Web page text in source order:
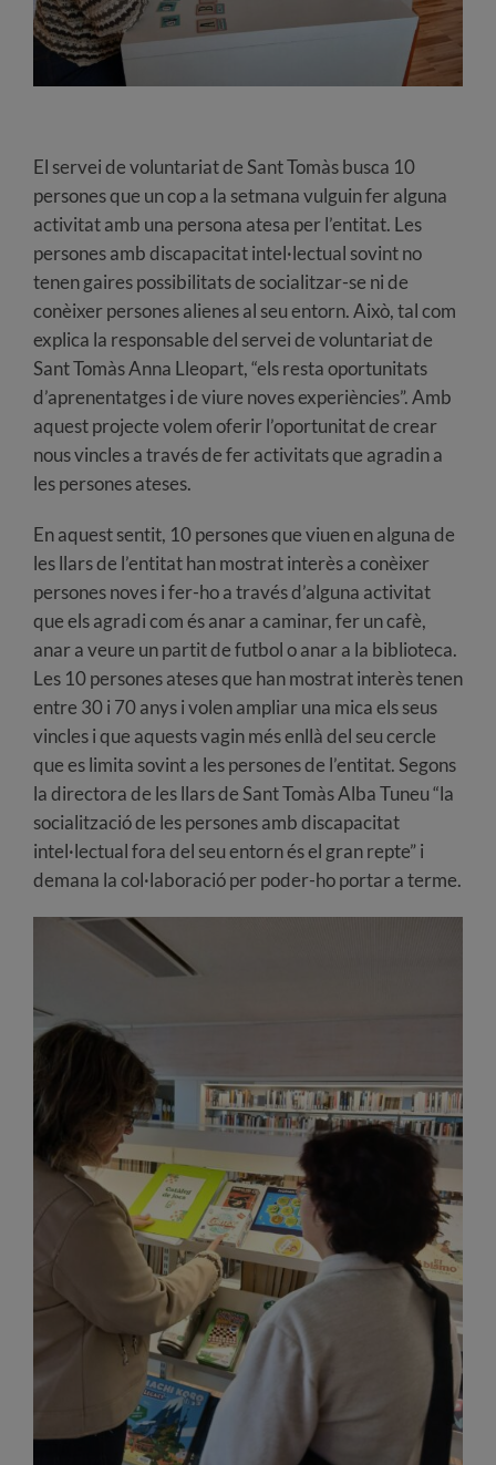
El servei de voluntariat de Sant Tomàs busca 10
persones que un cop a la setmana vulguin fer alguna
activitat amb una persona atesa per l’entitat. Les
persones amb discapacitat intel·lectual sovint no
tenen gaires possibilitats de socialitzar-se ni de
conèixer persones alienes al seu entorn. Això, tal com
explica la responsable del servei de voluntariat de
Sant Tomàs Anna Lleopart, “els resta oportunitats
d’aprenentatges i de viure noves experiències”. Amb
aquest projecte volem oferir l’oportunitat de crear
nous vincles a través de fer activitats que agradin a
les persones ateses.
En aquest sentit, 10 persones que viuen en alguna de
les llars de l’entitat han mostrat interès a conèixer
persones noves i fer-ho a través d’alguna activitat
que els agradi com és anar a caminar, fer un cafè,
anar a veure un partit de futbol o anar a la biblioteca.
Les 10 persones ateses que han mostrat interès tenen
entre 30 i 70 anys i volen ampliar una mica els seus
vincles i que aquests vagin més enllà del seu cercle
que es limita sovint a les persones de l’entitat. Segons
la directora de les llars de Sant Tomàs Alba Tuneu “la
socialització de les persones amb discapacitat
intel·lectual fora del seu entorn és el gran repte” i
demana la col·laboració per poder-ho portar a terme.